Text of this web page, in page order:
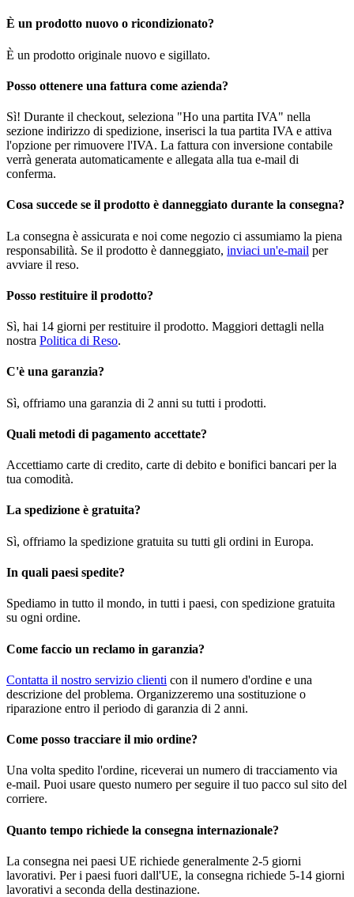
È un prodotto nuovo o ricondizionato?
È un prodotto originale nuovo e sigillato.
Posso ottenere una fattura come azienda?
Sì! Durante il checkout, seleziona "Ho una partita IVA" nella
sezione indirizzo di spedizione, inserisci la tua partita IVA e attiva
l'opzione per rimuovere l'IVA. La fattura con inversione contabile
verrà generata automaticamente e allegata alla tua e-mail di
conferma.
Cosa succede se il prodotto è danneggiato durante la consegna?
La consegna è assicurata e noi come negozio ci assumiamo la piena
responsabilità. Se il prodotto è danneggiato, inviaci un'e-mail per
avviare il reso.
Posso restituire il prodotto?
Sì, hai 14 giorni per restituire il prodotto. Maggiori dettagli nella
nostra Politica di Reso.
C'è una garanzia?
Sì, offriamo una garanzia di 2 anni su tutti i prodotti.
Quali metodi di pagamento accettate?
Accettiamo carte di credito, carte di debito e bonifici bancari per la
tua comodità.
La spedizione è gratuita?
Sì, offriamo la spedizione gratuita su tutti gli ordini in Europa.
In quali paesi spedite?
Spediamo in tutto il mondo, in tutti i paesi, con spedizione gratuita
su ogni ordine.
Come faccio un reclamo in garanzia?
Contatta il nostro servizio clienti con il numero d'ordine e una
descrizione del problema. Organizzeremo una sostituzione o
riparazione entro il periodo di garanzia di 2 anni.
Come posso tracciare il mio ordine?
Una volta spedito l'ordine, riceverai un numero di tracciamento via
e-mail. Puoi usare questo numero per seguire il tuo pacco sul sito del
corriere.
Quanto tempo richiede la consegna internazionale?
La consegna nei paesi UE richiede generalmente 2-5 giorni
lavorativi. Per i paesi fuori dall'UE, la consegna richiede 5-14 giorni
lavorativi a seconda della destinazione.